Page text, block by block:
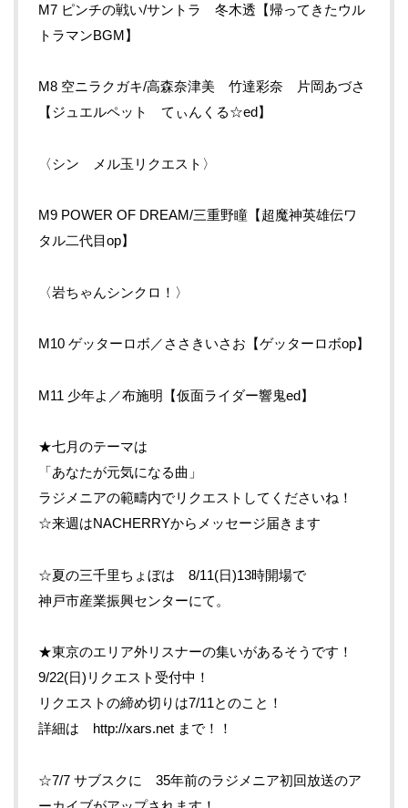
M7 ピンチの戦い/サントラ 冬木透【帰ってきたウル
トラマンBGM】
M8 空ニラクガキ/高森奈津美 竹達彩奈 片岡あづさ
【ジュエルペット てぃんくる☆ed】
〈シン メル玉リクエスト〉
M9 POWER OF DREAM/三重野瞳【超魔神英雄伝ワ
タル二代目op】
〈岩ちゃんシンクロ！〉
M10 ゲッターロボ／ささきいさお【ゲッターロボop】
M11 少年よ／布施明【仮面ライダー響鬼ed】
★七月のテーマは
「あなたが元気になる曲」
ラジメニアの範疇内でリクエストしてくださいね！
☆来週はNACHERRYからメッセージ届きます
☆夏の三千里ちょぼは 8/11(日)13時開場で
神戸市産業振興センターにて。
★東京のエリア外リスナーの集いがあるそうです！
9/22(日)リクエスト受付中！
リクエストの締め切りは7/11とのこと！
詳細は http://xars.net まで！！
☆7/7 サブスクに 35年前のラジメニア初回放送のア